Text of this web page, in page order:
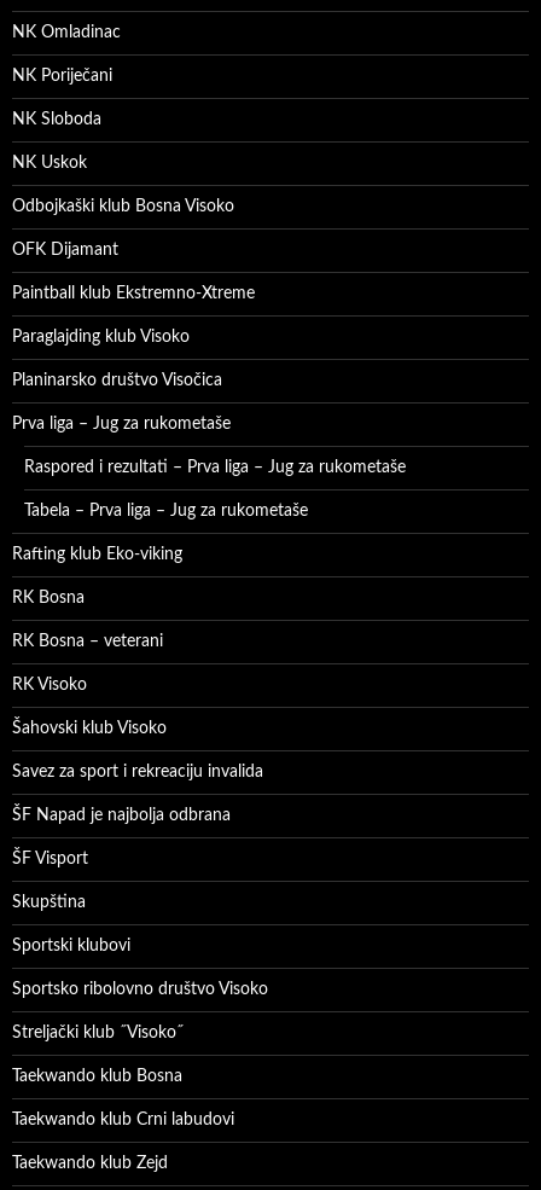
NK Omladinac
NK Poriječani
NK Sloboda
NK Uskok
Odbojkaški klub Bosna Visoko
OFK Dijamant
Paintball klub Ekstremno-Xtreme
Paraglajding klub Visoko
Planinarsko društvo Visočica
Prva liga – Jug za rukometaše
Raspored i rezultati – Prva liga – Jug za rukometaše
Tabela – Prva liga – Jug za rukometaše
Rafting klub Eko-viking
RK Bosna
RK Bosna – veterani
RK Visoko
Šahovski klub Visoko
Savez za sport i rekreaciju invalida
ŠF Napad je najbolja odbrana
ŠF Visport
Skupština
Sportski klubovi
Sportsko ribolovno društvo Visoko
Streljački klub ˝Visoko˝
Taekwando klub Bosna
Taekwando klub Crni labudovi
Taekwando klub Zejd